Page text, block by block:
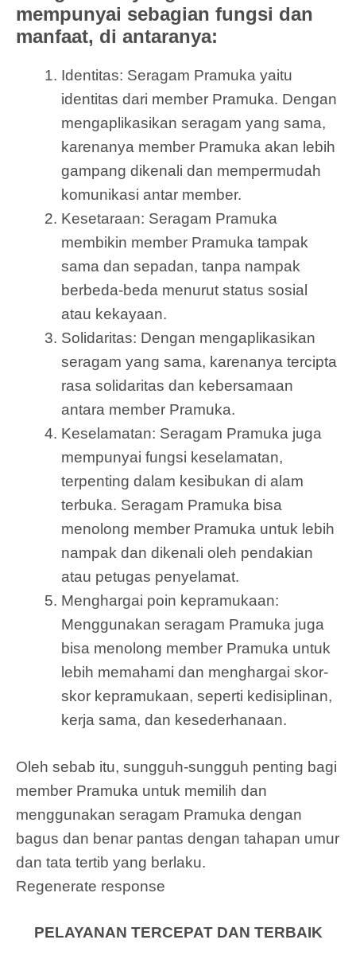
mempunyai sebagian fungsi dan
manfaat, di antaranya:
Identitas: Seragam Pramuka yaitu
identitas dari member Pramuka. Dengan
mengaplikasikan seragam yang sama,
karenanya member Pramuka akan lebih
gampang dikenali dan mempermudah
komunikasi antar member.
Kesetaraan: Seragam Pramuka
membikin member Pramuka tampak
sama dan sepadan, tanpa nampak
berbeda-beda menurut status sosial
atau kekayaan.
Solidaritas: Dengan mengaplikasikan
seragam yang sama, karenanya tercipta
rasa solidaritas dan kebersamaan
antara member Pramuka.
Keselamatan: Seragam Pramuka juga
mempunyai fungsi keselamatan,
terpenting dalam kesibukan di alam
terbuka. Seragam Pramuka bisa
menolong member Pramuka untuk lebih
nampak dan dikenali oleh pendakian
atau petugas penyelamat.
Menghargai poin kepramukaan:
Menggunakan seragam Pramuka juga
bisa menolong member Pramuka untuk
lebih memahami dan menghargai skor-
skor kepramukaan, seperti kedisiplinan,
kerja sama, dan kesederhanaan.
Oleh sebab itu, sungguh-sungguh penting bagi
member Pramuka untuk memilih dan
menggunakan seragam Pramuka dengan
bagus dan benar pantas dengan tahapan umur
dan tata tertib yang berlaku.
Regenerate response
PELAYANAN TERCEPAT DAN TERBAIK